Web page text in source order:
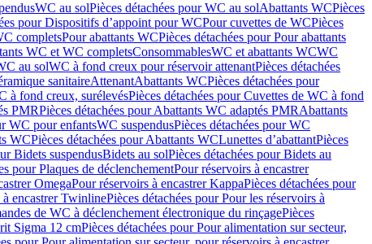
WC au solPièces détachées pour WC au solAbattants WCPièces
pour Dispositifs d’appoint pour WCPour cuvettes de WCPièces
completsPour abattants WCPièces détachées pour Pour abattants
WC et WC completsConsommablesWC et abattants WCWC
au solWC à fond creux pour réservoir attenantPièces détachées
sanitaireAttenantAbattants WCPièces détachées pour
à fond creux, surélevésPièces détachées pour Cuvettes de WC à fond
PMRPièces détachées pour Abattants WC adaptés PMRAbattants
WC pour enfantsWC suspendusPièces détachées pour WC
WCPièces détachées pour Abattants WCLunettes d’abattantPièces
Bidets suspendusBidets au solPièces détachées pour Bidets au
pour Plaques de déclenchementPour réservoirs à encastrer
OmegaPour réservoirs à encastrer KappaPièces détachées pour
encastrer TwinlinePièces détachées pour Pour les réservoirs à
de WC à déclenchement électronique du rinçagePièces
Sigma 12 cmPièces détachées pour Pour alimentation sur secteur,